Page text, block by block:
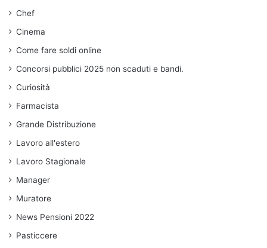
Chef
Cinema
Come fare soldi online
Concorsi pubblici 2025 non scaduti e bandi.
Curiosità
Farmacista
Grande Distribuzione
Lavoro all'estero
Lavoro Stagionale
Manager
Muratore
News Pensioni 2022
Pasticcere